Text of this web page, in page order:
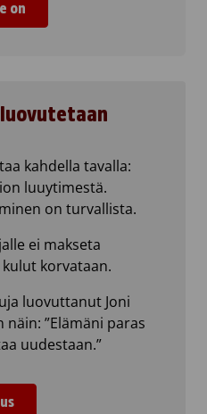
on
kahdella tavalla:
luuytimestä.
on turvallista.
ei makseta
korvataan.
luovuttanut Joni
näin: ”Elämäni paras
uudestaan.”